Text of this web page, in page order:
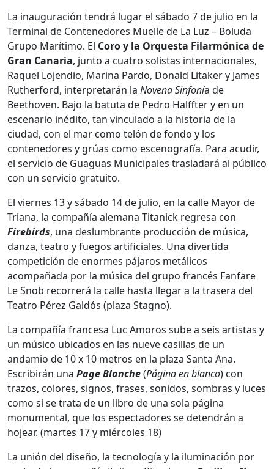
La inauguración tendrá lugar el sábado 7 de julio en la
Terminal de Contenedores Muelle de La Luz – Boluda
Grupo Marítimo. El Coro y la Orquesta Filarmónica de
Gran Canaria, junto a cuatro solistas internacionales,
Raquel Lojendio, Marina Pardo, Donald Litaker y James
Rutherford, interpretarán la Novena Sinfonía de
Beethoven. Bajo la batuta de Pedro Halffter y en un
escenario inédito, tan vinculado a la historia de la
ciudad, con el mar como telón de fondo y los
contenedores y grúas como escenografía. Para acudir,
el servicio de Guaguas Municipales trasladará al público
con un servicio gratuito.
El viernes 13 y sábado 14 de julio, en la calle Mayor de
Triana, la compañía alemana Titanick regresa con
Firebirds, una deslumbrante producción de música,
danza, teatro y fuegos artificiales. Una divertida
competición de enormes pájaros metálicos
acompañada por la música del grupo francés Fanfare
Le Snob recorrerá la calle hasta llegar a la trasera del
Teatro Pérez Galdós (plaza Stagno).
La compañía francesa Luc Amoros sube a seis artistas y
un músico ubicados en las nueve casillas de un
andamio de 10 x 10 metros en la plaza Santa Ana.
Escribirán una Page Blanche(Página en blanco) con
trazos, colores, signos, frases, sonidos, sombras y luces
como si se trata de un libro de una sola página
monumental, que los espectadores se detendrán a
hojear. (martes 17 y miércoles 18)
La unión del diseño, la tecnología y la iluminación por